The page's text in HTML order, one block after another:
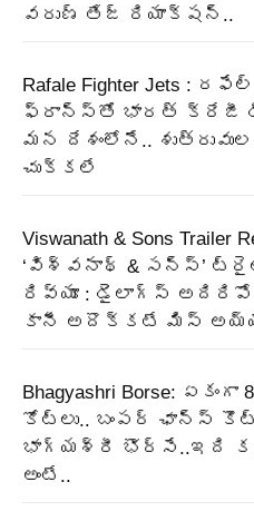
వరుణ్ తేజ్ రియాక్షన్..
Rafale Fighter Jets :
ఫ్రాన్స్‌తో భారత్‌ క్రేజీ
మన దేశంలోనే..
చుక్కలే
Viswanath & Sons Trailer
‘విశ్వనాథ్ & సన్స్’
రివ్యూ : డైలాగ్స్
కానీ అదొక్కటే మిస్
Bhagyashri Borse: ఏకంగా
కోట్లు.. బంపర్ ఛాన్స్
భాగ్యశ్రీ భొర్సే..ఇది
అంటే..